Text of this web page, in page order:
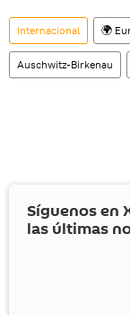
Internacional 🌍
Auschwitz-Birkenau
Síguenos en
las últimas